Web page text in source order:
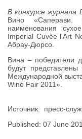
В конкурсе журнала
Вино «Саперави.
наименования
Imperial Cuvée l'Art
Абрау-Дюрсо.
Вина – победители
будут
Международной
Wine Fair 2011».
Источник: пресс-
Published: 07 June